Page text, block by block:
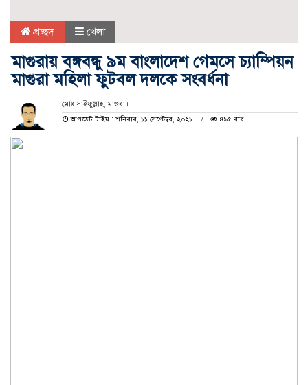
প্রচ্ছদ খেলা
মাগুরায় বঙ্গবন্ধু ৯ম বাংলাদেশ গেমসে চ্যাম্পিয়ন
মাগুরা মহিলা ফুটবল দলকে সংবর্ধনা
মোঃ সাইফুল্লাহ, মাগুরা।
আপডেট টাইম : শনিবার, ১১ সেপ্টেম্বর, ২০২১
৪৯৫ বার